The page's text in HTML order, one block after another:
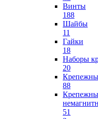
Винты
188
Шайбы
11
Гайки
18
Наборы
20
88
51